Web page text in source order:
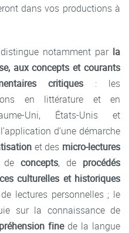
dans vos productions à
notamment par la
aux concepts et courants
critiques: les
en littérature et en
Uni, États-Unis et
d’une démarche
et des micro-lectures
deconcepts, de procédés
culturelles et historiques
lectures personnelles ; le
sur la connaissance de
finede la langue